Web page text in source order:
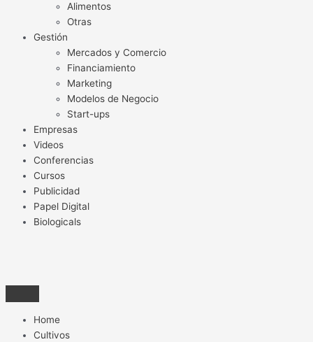
Alimentos
Otras
Gestión
Mercados y Comercio
Financiamiento
Marketing
Modelos de Negocio
Start-ups
Empresas
Videos
Conferencias
Cursos
Publicidad
Papel Digital
Biologicals
Home
Cultivos